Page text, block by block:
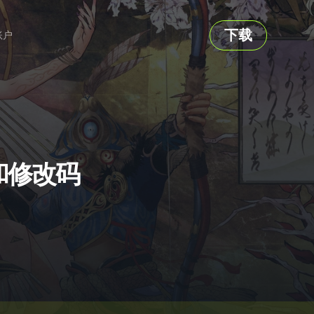
户 下载
改码